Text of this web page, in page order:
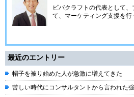
ビバクラフト の代表として、
て、マーケティング支援を行
最近のエントリー
帽子を被り始めた人が急激に増えてきた
苦しい時代にコンサルタントから言われた